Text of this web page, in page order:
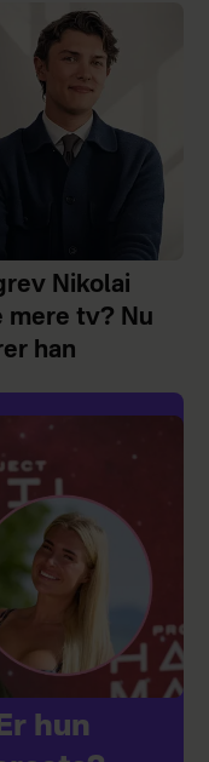
Nikolai
mere tv? Nu
han
hun